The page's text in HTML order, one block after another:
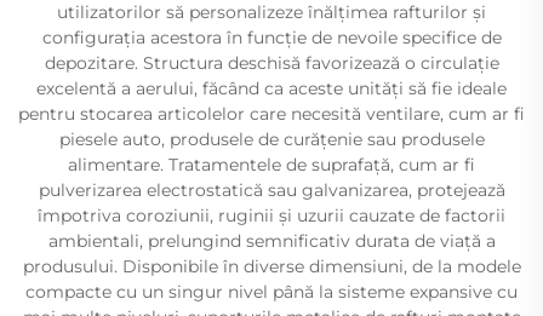
utilizatorilor să personalizeze înălțimea rafturilor și
configurația acestora în funcție de nevoile specifice de
depozitare. Structura deschisă favorizează o circulație
excelentă a aerului, făcând ca aceste unități să fie ideale
pentru stocarea articolelor care necesită ventilare, cum ar fi
piesele auto, produsele de curățenie sau produsele
alimentare. Tratamentele de suprafață, cum ar fi
pulverizarea electrostatică sau galvanizarea, protejează
împotriva coroziunii, ruginii și uzurii cauzate de factorii
ambientali, prelungind semnificativ durata de viață a
produsului. Disponibile în diverse dimensiuni, de la modele
compacte cu un singur nivel până la sisteme expansive cu